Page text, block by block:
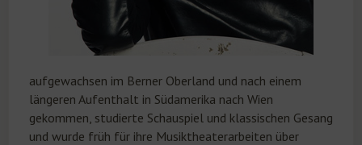
aufgewachsen im Berner Oberland und nach einem
längeren Aufenthalt in Südamerika nach Wien
gekommen, studierte Schauspiel und klassischen Gesang
und wurde früh für ihre Musiktheaterarbeiten über